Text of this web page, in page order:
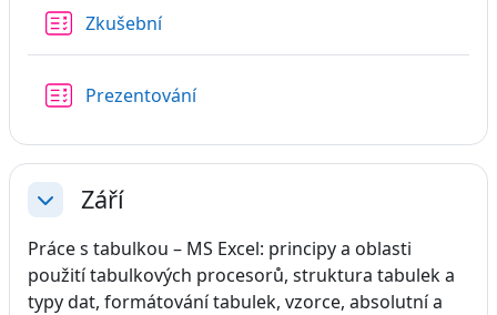
ZkušebníTest
PrezentováníTest
Sbalit Září
Práce s tabulkou – MS Excel: principy a oblasti
použití tabulkových procesorů, struktura tabulek a
typy dat, formátování tabulek, vzorce, absolutní a